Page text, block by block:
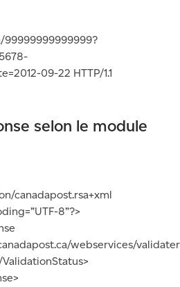
99999999999999?
09-22 HTTP/1.1
selon le module
canadapost.rsa+xml
8”?>
webservices/